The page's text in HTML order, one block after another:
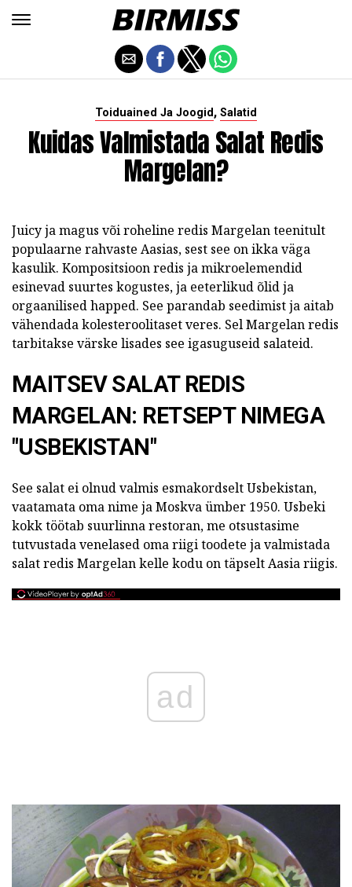
Toiduained Ja Joogid, Salatid
Kuidas Valmistada Salat Redis
Margelan?
Juicy ja magus või roheline redis Margelan teenitult
populaarne rahvaste Aasias, sest see on ikka väga
kasulik. Kompositsioon redis ja mikroelemendid
esinevad suurtes kogustes, ja eeterlikud õlid ja
orgaanilised happed. See parandab seedimist ja aitab
vähendada kolesteroolitaset veres. Sel Margelan redis
tarbitakse värske lisades see igasuguseid salateid.
MAITSEV SALAT REDIS
MARGELAN: RETSEPT NIMEGA
"USBEKISTAN"
See salat ei olnud valmis esmakordselt Usbekistan,
vaatamata oma nime ja Moskva ümber 1950. Usbeki
kokk töötab suurlinna restoran, me otsustasime
tutvustada venelased oma riigi toodete ja valmistada
salat redis Margelan kelle kodu on täpselt Aasia riigis.
ad